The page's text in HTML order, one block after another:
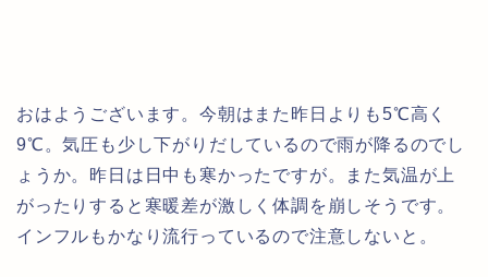
おはようございます。今朝はまた昨日よりも5℃高く
9℃。気圧も少し下がりだしているので雨が降るのでし
ょうか。昨日は日中も寒かったですが。また気温が上
がったりすると寒暖差が激しく体調を崩しそうです。
インフルもかなり流行っているので注意しないと。